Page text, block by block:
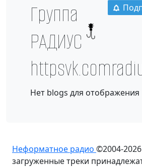
Группа
РАДИУС
Нет blogs для отображения
Неформатное радио ©2004-2026
загруженные треки